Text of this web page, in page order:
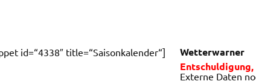
id=“4338″ title=“Saisonkalender“]
Wetterwarner
Externe Daten